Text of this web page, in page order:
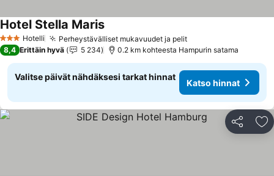
3 Tähtiluokitus
Hotelli Perheystävälliset mukavuudet ja pelitKatso hinnat
Hotel Stella MarisKatso hinnat
8,4 Erittäin hyvä 5 234 0.2 km kohteesta Hampurin satama
Valitse päivät nähdäksesi tarkat hinnat
Katso hinnat
Jaa